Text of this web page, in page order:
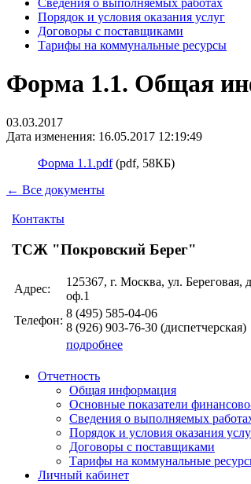
Сведения о выполняемых работах
Порядок и условия оказания услуг
Договоры с поставщиками
Тарифы на коммунальные ресурсы
Форма 1.1. Общая
03.03.2017
Дата изменения: 16.05.2017 12:19:49
Форма 1.1.pdf(pdf, 58КБ)
← Все документы
Контакты
ТСЖ "Покровский Берег"
Адрес:
125367, г. Москва, ул. Береговая,
оф.1
Телефон:
8 (495) 585-04-06
8 (926) 903-76-30 (диспетчерская)
подробнее
Отчетность
Общая информация
Основные показатели
Сведения о выполняемых
Порядок и условия оказания
Договоры с поставщиками
Тарифы на коммунальные
Личный кабинет